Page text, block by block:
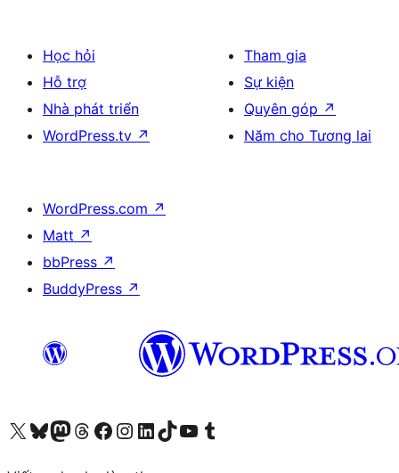
Học hỏi
Hỗ trợ
Nhà phát triển
WordPress.tv ↗
Tham gia
Sự kiện
Quyên góp ↗
Năm cho Tương lai
WordPress.com ↗
Matt ↗
bbPress ↗
BuddyPress ↗
Truy cập tài khoản X (trước đây là Twitter) của chúng tôiVisit our Bluesky account
Visit our Mastodon account
Visit our Threads account
Xem trang Facebook của chúng tôiTruy cập tài khoản Instagram của chúng tôiTruy cập tài khoản LinkedIn của chúng tôiVisit our TikTok account
Truy cập kênh YouTube của chúng tôi Visit our Tumblr account